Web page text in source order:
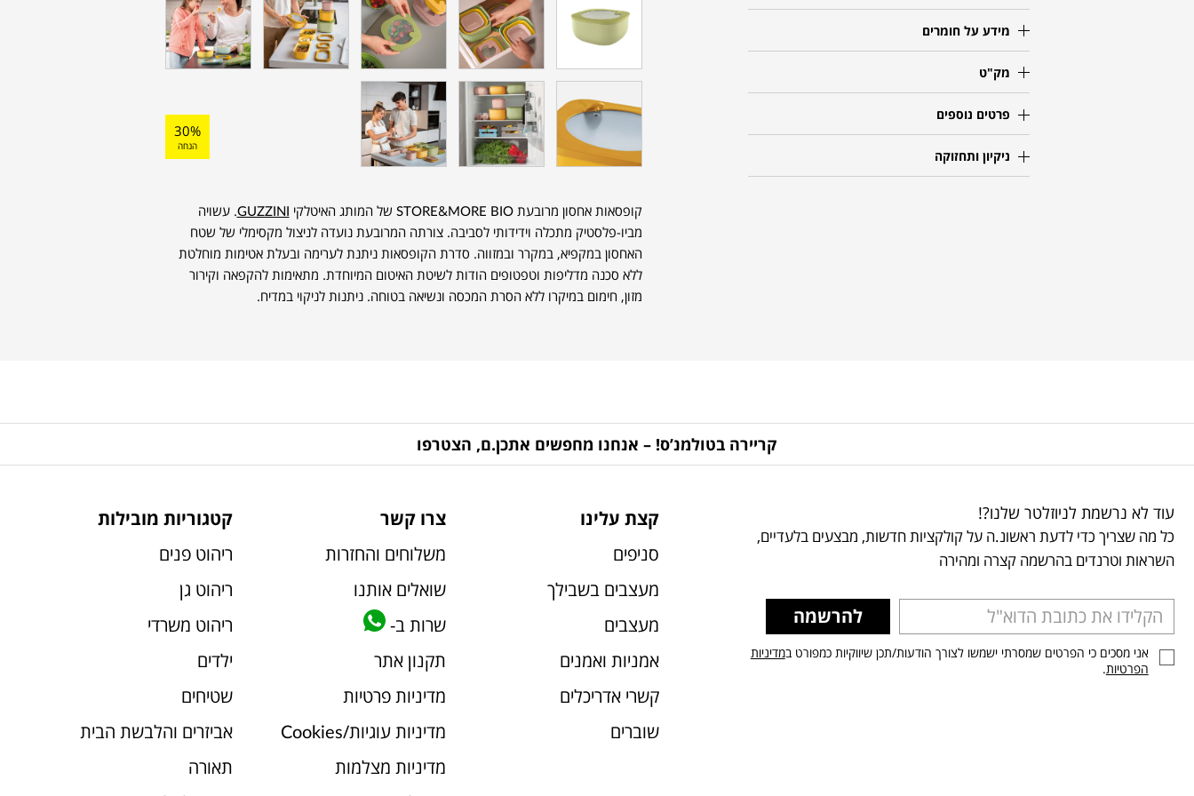
מידע על חומרים
מק"ט
פרטים נוספים
ניקיון ותחזוקה
30%
הנחה
קופסאות אחסון מרובעת STORE&MORE BIO של המותג האיטלקי GUZZINI. עשויה
מביו-פלסטיק מתכלה וידידותי לסביבה. צורתה המרובעת נועדה לניצול מקסימלי של שטח
האחסון במקפיא, במקרר ובמזווה. סדרת הקופסאות ניתנת לערימה ובעלת אטימות מוחלטת
ללא סכנה מדליפות וטפטופים הודות לשיטת האיטום המיוחדת. מתאימות להקפאה וקירור
מזון, חימום במיקרו ללא הסרת המכסה ונשיאה בטוחה. ניתנות לניקוי במדיח.
קריירה בטולמנ’ס! – אנחנו מחפשים אתכן.ם, הצטרפו
עוד לא נרשמת לניוזלטר שלנו?!
כל מה שצריך כדי לדעת ראשונ.ה על קולקציות חדשות, מבצעים בלעדיים,
השראות וטרנדים בהרשמה קצרה ומהירה
להרשמה
אני מסכים כי הפרטים שמסרתי ישמשו לצורך הודעות/תכן שיווקיות כמפורט במדיניות
הפרטיות.
קצת עלינו
סניפים
מעצבים בשבילך
מעצבים
אמניות ואמנים
קשרי אדריכלים
שוברים
צרו קשר
משלוחים והחזרות
שואלים אותנו
שרות ב-
תקנון אתר
מדיניות פרטיות
מדיניות עוגיות/Cookies
מדיניות מצלמות
קטגוריות מובילות
ריהוט פנים
ריהוט גן
ריהוט משרדי
ילדים
שטיחים
אביזרים והלבשת הבית
תאורה